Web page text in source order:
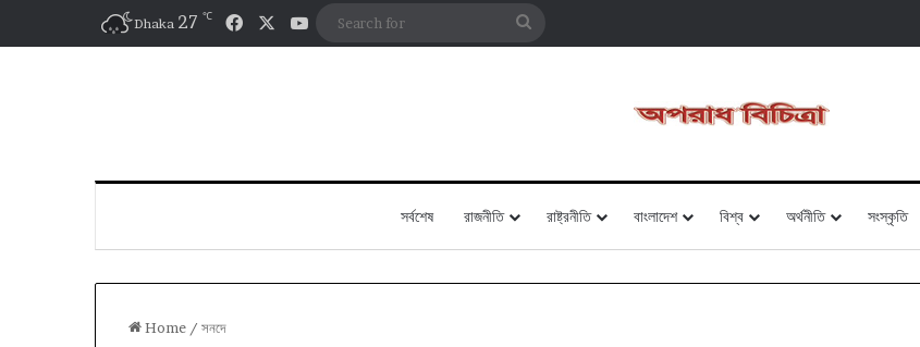
Dhaka 27 ℃ FacebookYouTube
সর্বশেষ রাজনীতি রাষ্ট্রনীতি বাংলাদেশ বিশ্ব অর্থনীতি সংস্কৃতি
Home / সনদে